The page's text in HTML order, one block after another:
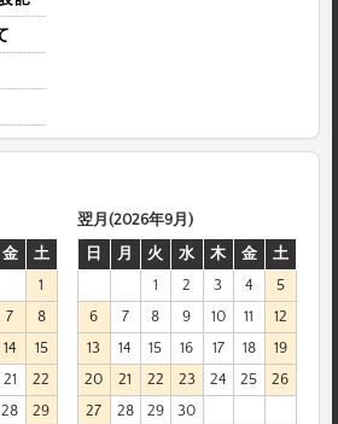
金
土
1
7
8
14
15
21
22
28
29
翌月(2026年9月)
日
月 火 水 木 金
土
1
2 3 4
5
6
7 8 9 10 11
12
13
14 15 16 17 18
19
20
21 22 23 24 25
26
27
28 29 30